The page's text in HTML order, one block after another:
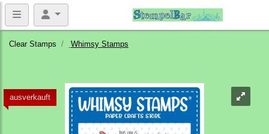
Clear Stamps Whimsy Stamps
ausverkauft